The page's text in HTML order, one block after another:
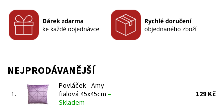
NEJPRODÁVANĚJŠÍ
1.
Povláček - Amy
fialová 45x45cm –
Skladem
129 Kč